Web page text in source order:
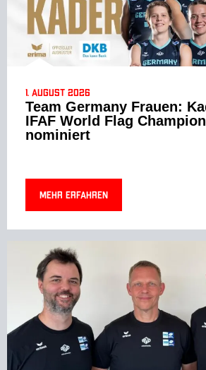
1. August 2026
Team Germany Frauen:
IFAF World Flag
nominiert
Mehr erfahren